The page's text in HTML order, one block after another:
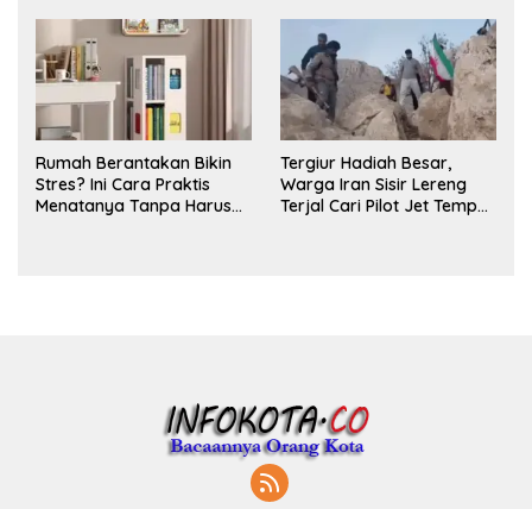
Rumah Berantakan Bikin
Stres? Ini Cara Praktis
Menatanya Tanpa Harus
Tergiur Hadiah Besar,
Warga Iran Sisir Lereng
Terjal Cari Pilot Jet Tempur